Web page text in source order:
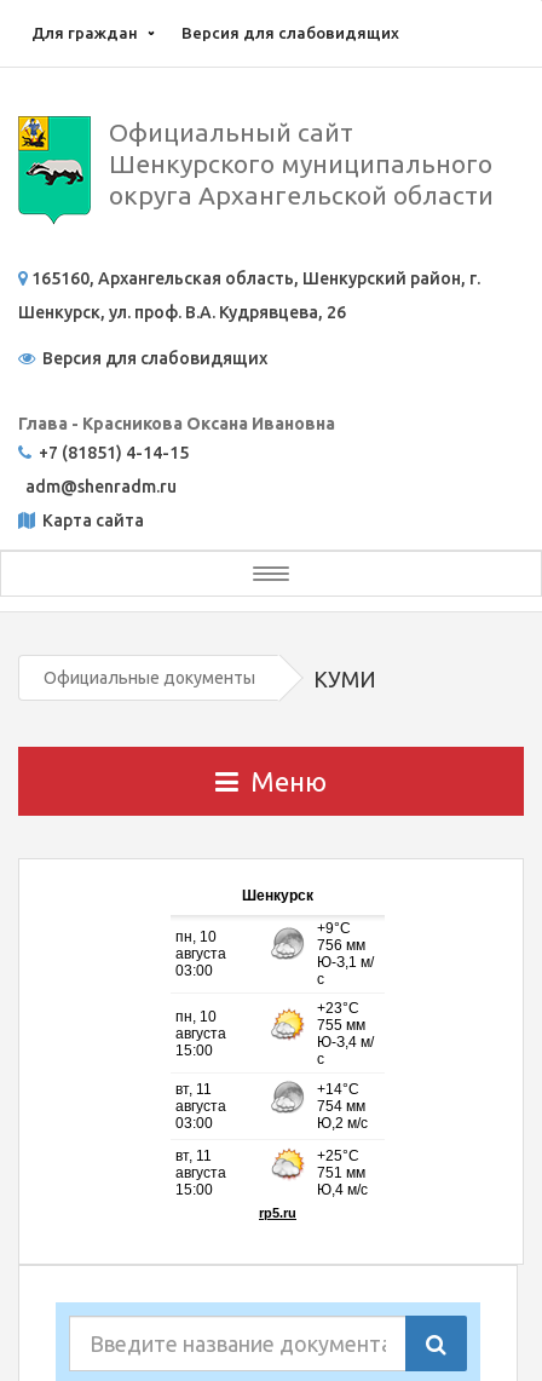
Для граждан Версия для слабовидящих
Официальный сайт
Шенкурского муниципального
округа Архангельской области
165160, Архангельская область, Шенкурский район, г.
Шенкурск, ул. проф. В.А. Кудрявцева, 26
Версия для слабовидящих
Глава - Красникова Оксана Ивановна
+7 (81851) 4-14-15
adm@shenradm.ru
Карта сайта
Toggle
navigation
Официальные документы КУМИ
Меню
Шенкурск